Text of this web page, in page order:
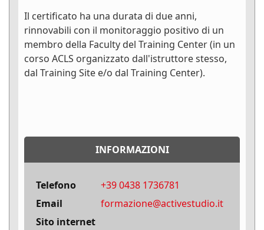
Il certificato ha una durata di due anni,
rinnovabili con il monitoraggio positivo di un
membro della Faculty del Training Center (in un
corso ACLS organizzato dall'istruttore stesso,
dal Training Site e/o dal Training Center).
INFORMAZIONI
Telefono
+39 0438 1736781
Email
formazione@activestudio.it
Sito internet